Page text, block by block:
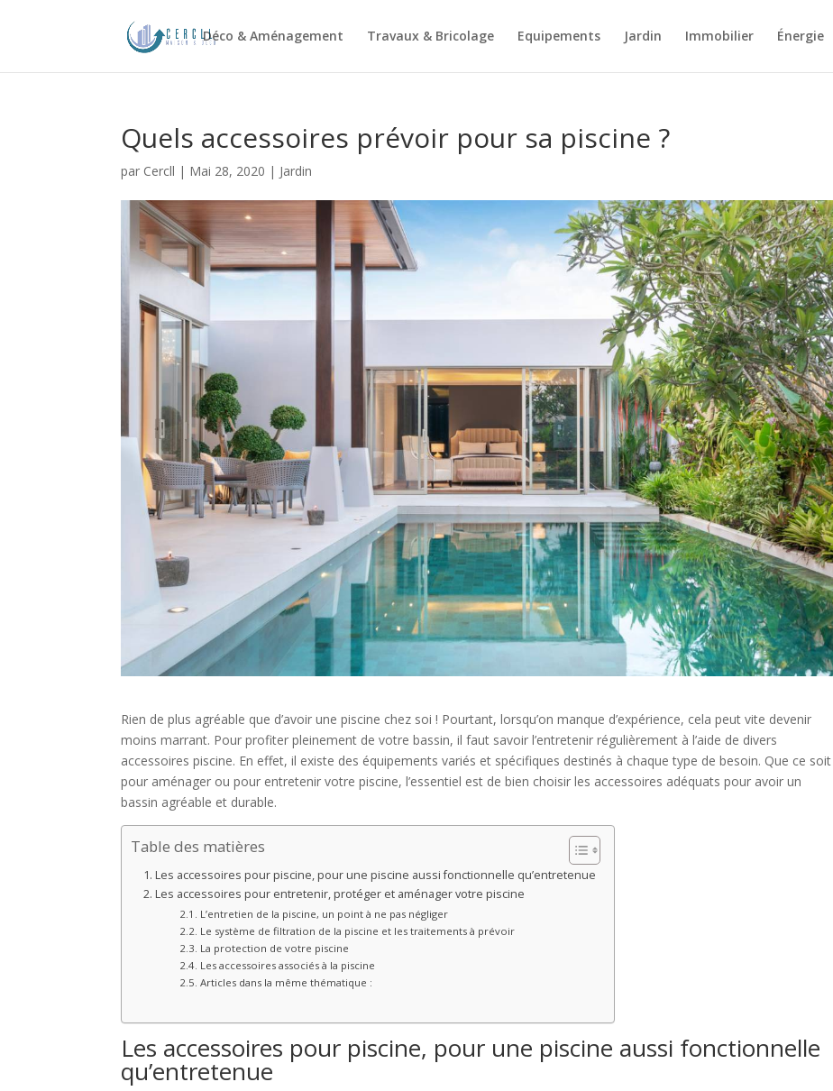
Déco & Aménagement Travaux & Bricolage Equipements Jardin Immobilier Énergie
Quels accessoires prévoir pour sa piscine ?
par Cercll | Mai 28, 2020 | Jardin
Rien de plus agréable que d’avoir une piscine chez soi ! Pourtant, lorsqu’on manque d’expérience, cela peut vite devenir
moins marrant. Pour profiter pleinement de votre bassin, il faut savoir l’entretenir régulièrement à l’aide de divers
accessoires piscine. En effet, il existe des équipements variés et spécifiques destinés à chaque type de besoin. Que ce soit
pour aménager ou pour entretenir votre piscine, l’essentiel est de bien choisir les accessoires adéquats pour avoir un
bassin agréable et durable.
Table des matières
Les accessoires pour piscine, pour une piscine aussi fonctionnelle qu’entretenue
Les accessoires pour entretenir, protéger et aménager votre piscine
L’entretien de la piscine, un point à ne pas négliger
Le système de filtration de la piscine et les traitements à prévoir
La protection de votre piscine
Les accessoires associés à la piscine
Articles dans la même thématique :
Les accessoires pour piscine, pour une piscine aussi fonctionnelle
qu’entretenue